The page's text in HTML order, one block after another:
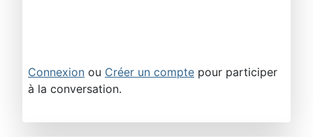
Connexion ou Créer un compte pour participer
à la conversation.